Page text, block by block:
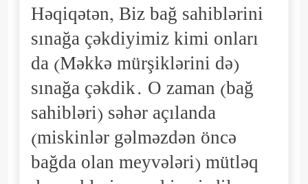
Həqiqətən, Biz bağ sahiblərini
sınağa çəkdiyimiz kimi onları
da (Məkkə mürşiklərini də)
sınağa çəkdik. O zaman (bağ
sahibləri) səhər açılanda
(miskinlər gəlməzdən öncə
bağda olan meyvələri) mütləq